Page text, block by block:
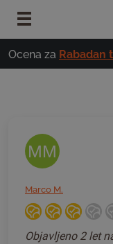
Preskoči na glavno
Ocena za Rabadan
MM
Marco M.
Objavljeno 2 let